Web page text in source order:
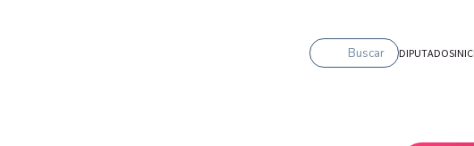
Buscar DIPUTADOS